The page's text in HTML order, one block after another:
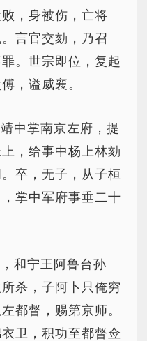
，身被伤，亡将
言官交劾，乃召
。世宗即位，复起
，谥威襄。
中掌南京左府，提
，给事中杨上林劾
卒，无子，从子桓
掌中军府事垂二十
和宁王阿鲁台孙
杀，子阿卜只俺穷
都督，赐第京师。
卫，积功至都督佥